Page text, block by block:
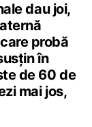
dau joi,
probă
în
de 60 de
mai jos,